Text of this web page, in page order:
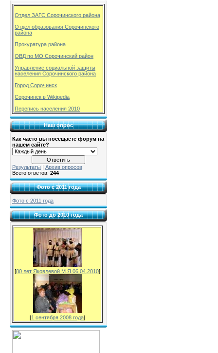
Отдел ЗАГС Сорочинского района
Отдел образования Сорочинского
района
Прокуратура района
ОВД по МО Сорочинский район
Управление социальной защиты
населения Сорочинского района
Город Сорочинск
Сорочинск в Wikipedia
Перепись населения 2010
Наш опрос
Как часто вы посещаете форум на
нашем сайте?
Результаты
Архив опросов
Всего ответов: 244
Фото с 2011 года
Фото с 2011 года
Фото до 2010 года
[80 лет Яковлевой М.Я.06.04.2010]
[1 сентября 2008 года]